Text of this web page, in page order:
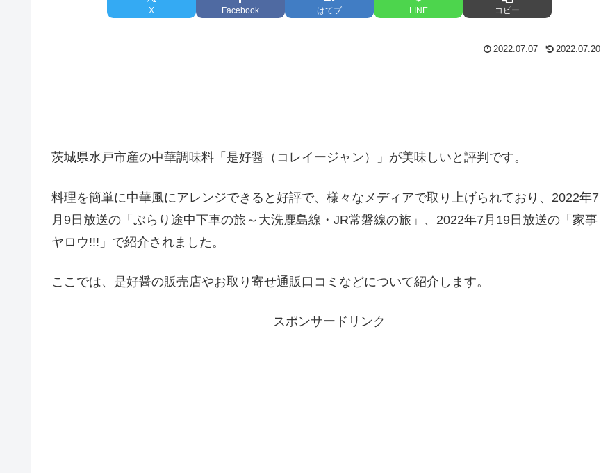
X Facebook はてブ LINE コピー
2022.07.07 2022.07.20
茨城県水戸市産の中華調味料「是好醤（コレイージャン）」が美味しいと評判です。
料理を簡単に中華風にアレンジできると好評で、様々なメディアで取り上げられており、2022年7
月9日放送の「ぶらり途中下車の旅～大洗鹿島線・JR常磐線の旅」、2022年7月19日放送の「家事
ヤロウ!!!」で紹介されました。
ここでは、是好醤の販売店やお取り寄せ通販口コミなどについて紹介します。
スポンサードリンク